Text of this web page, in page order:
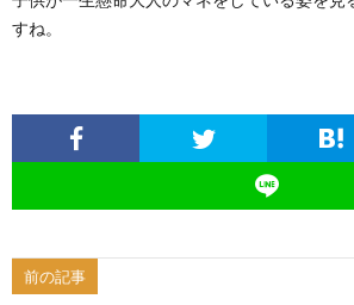
すね。
前の記事